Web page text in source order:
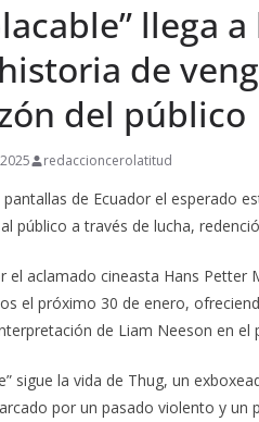
llega
de
del público
redaccioncerolatitud
pantallas de Ecuador el esperado
público a través de lucha,
el aclamado cineasta Hans Petter
el próximo 30 de enero,
de Liam Neeson en el
sigue la vida de Thug, un
por un pasado violento y un